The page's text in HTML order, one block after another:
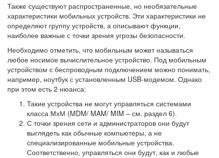
Также существуют распространенные, но необязательные
характеристики мобильных устройств. Эти характеристики не
определяют группу устройств, а описывают функции,
наиболее важные с точки зрения угрозы безопасности.
Необходимо отметить, что мобильным может называться
любое носимое вычислительное устройство. Под мобильным
устройством с беспроводным подключением можно понимать,
например, ноутбук с установленным USB-модемом. Однако
при этом есть 2 нюанса:
Такие устройства не могут управляться системами
класса МхМ (MDM/ MAM/ MIM – см. раздел 6).
С точки зрения сети и администраторов они будут
выглядеть как обычные компьютеры, а не
специализированные мобильные устройства.
Соответственно, управляться они будут, как и любые